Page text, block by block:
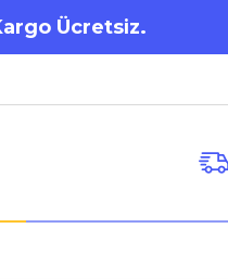
Ücretsiz.